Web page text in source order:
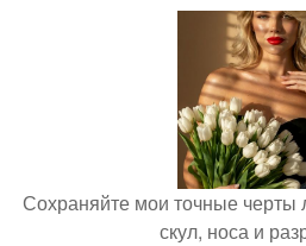
Сохраняйте мои точные
скул, носа и